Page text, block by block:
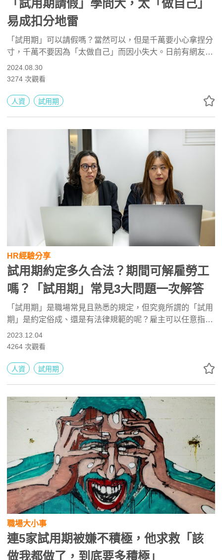
「試用期請假」學問大，太「做自己」
易成扣分地雷
「試用期」可以請假嗎？當然可以，但是千萬要小心拿捏分
寸，千萬不要因為「太做自己」而因小失大。日前有網友在
網路論壇表示自己剛入職，在3個月試用期間共請8天假，4
天提前申請、4天當天臨時告假，最終主管卻告知她「不續
好「工作交接」、「職務代理」以及「盡告知責任」，避免
2024.08.30
3274 次觀看
人資 試用期
HR經驗分享
試用期約定多久合法？期間可解雇勞工
嗎？「試用期」常見3大問題一次解答
「試用期」是職場常見且熟悉的規定，但究竟所謂的「試用
期」是約定俗成、還是有法律規範的呢？雇主可以任意指定
試用期間，甚至訂下「延長試用期」的規則嗎？又假設雙方
合作不愉快，雇主想要提前結束合作關係，一定要走完「試
2023.12.04
4264 次觀看
人資 試用期
職場大小事
連5家試用期被嫌不積極，他求救「該
做我都做了，到底要多積極」